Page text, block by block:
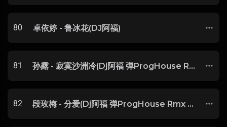
80 卓依婷 - 鲁冰花(DJ阿福)
81 孙露 - 寂寞沙洲冷(Dj阿福 弹ProgHouse Rmx 2018)
82 段玫梅 - 分爱(Dj阿福 弹ProgHouse Rmx 2018)